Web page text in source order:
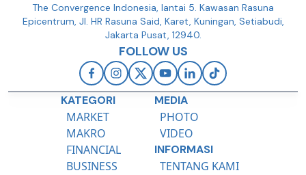
The Convergence Indonesia, lantai 5. Kawasan Rasuna
Epicentrum, Jl. HR Rasuna Said, Karet, Kuningan, Setiabudi,
Jakarta Pusat, 12940.
FOLLOW US
KATEGORI
MARKET
MAKRO
FINANCIAL
BUSINESS
MEDIA
PHOTO
VIDEO
INFORMASI
TENTANG KAMI